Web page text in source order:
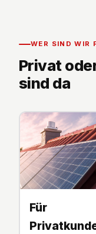
WER SIND WIR
Privat
sind da
Für